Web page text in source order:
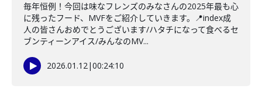
毎年恒例！今回は味なフレンズのみなさんの2025年最も心
に残ったフード、MVFをご紹介していきます。📍index成
人の皆さんおめでとうございます/ハタチになって食べるセ
ブンティーンアイス/みんなのMV...
2026.01.12|00:24:10